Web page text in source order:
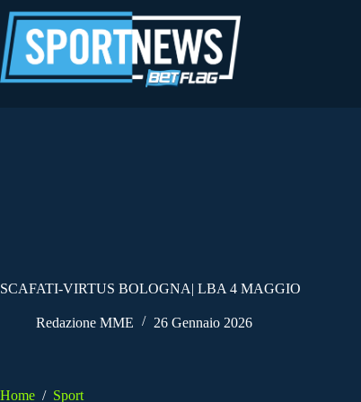
al
contenuto
SCAFATI-VIRTUS BOLOGNA| LBA 4 MAGGIO
Redazione MME 26 Gennaio 2026
Home / Sport